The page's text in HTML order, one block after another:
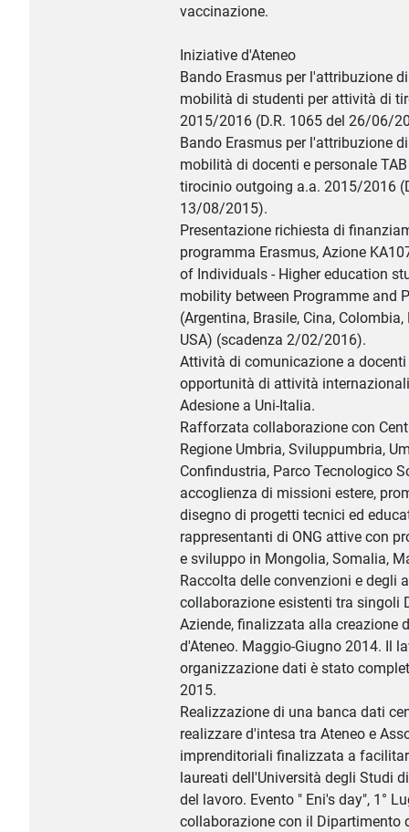
vaccinazione.
Iniziative d'Ateneo
Bando Erasmus per l'attribuzione
mobilità di studenti per attività di
2015/2016 (D.R. 1065 del 26/06/
Bando Erasmus per l'attribuzione
mobilità di docenti e personale
tirocinio outgoing a.a. 2015/2016
13/08/2015).
Presentazione richiesta di
programma Erasmus, Azione
of Individuals - Higher education
mobility between Programme and
(Argentina, Brasile, Cina,
USA) (scadenza 2/02/2016).
Attività di comunicazione a
opportunità di attività
Adesione a Uni-Italia.
Rafforzata collaborazione con
Regione Umbria, Sviluppumbria,
Confindustria, Parco Tecnologico
accoglienza di missioni estere,
disegno di progetti tecnici ed
rappresentanti di ONG attive con
e sviluppo in Mongolia, Somalia,
Raccolta delle convenzioni e degli
collaborazione esistenti tra singoli
Aziende, finalizzata alla creazione
d'Ateneo. Maggio-Giugno 2014. Il
organizzazione dati è stato
2015.
Realizzazione di una banca dati
realizzare d'intesa tra Ateneo e
imprenditoriali finalizzata a
laureati dell'Università degli Studi
del lavoro. Evento " Eni's day", 1°
collaborazione con il Dipartimento